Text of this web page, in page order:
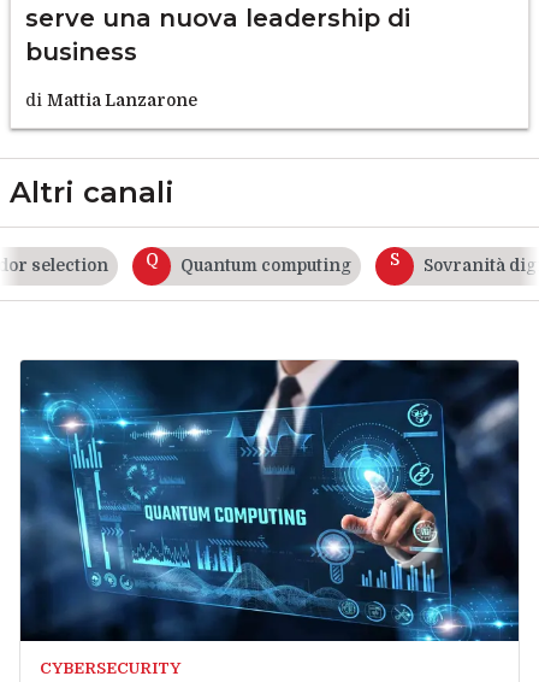
serve una nuova leadership di
business
di Mattia Lanzarone
Altri canali
selection Q Quantum computing Sovranità
CYBERSECURITY